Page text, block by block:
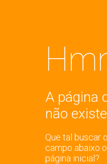
A página
não
Que tal buscar
campo abaixo
página inicial?